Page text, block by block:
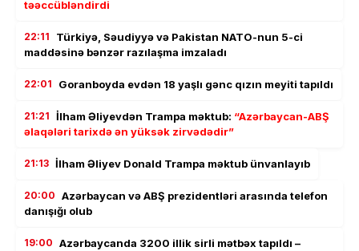
təəccübləndirdi
22:11
Türkiyə, Səudiyyə və Pakistan NATO-nun 5-ci
maddəsinə bənzər razılaşma imzaladı
22:01 Goranboyda evdən 18 yaşlı gənc qızın meyiti tapıldı
21:21 İlham Əliyevdən Trampa məktub: “Azərbaycan-ABŞ
əlaqələri tarixdə ən yüksək zirvədədir”
21:13 İlham Əliyev Donald Trampa məktub ünvanlayıb
20:00 Azərbaycan və ABŞ prezidentləri arasında telefon
danışığı olub
19:00 Azərbaycanda 3200 illik sirli mətbəx tapıldı –